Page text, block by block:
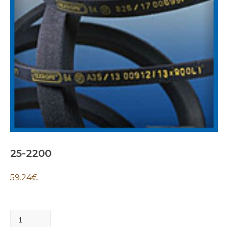
25-2200
59.24€
25-